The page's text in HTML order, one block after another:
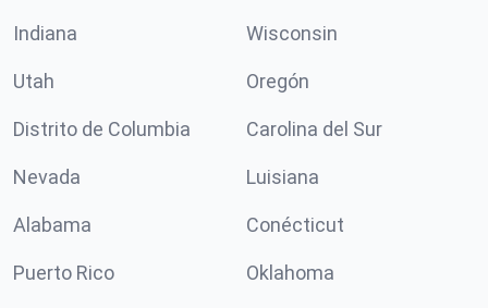
Indiana Wisconsin
Utah Oregón
Distrito de Columbia Carolina del Sur
Nevada Luisiana
Alabama Conécticut
Puerto Rico Oklahoma